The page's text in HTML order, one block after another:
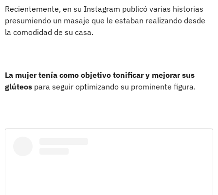
Recientemente, en su Instagram publicó varias historias
presumiendo un masaje que le estaban realizando desde
la comodidad de su casa.
La mujer tenía como objetivo tonificar y mejorar sus
glúteos para seguir optimizando su prominente figura.